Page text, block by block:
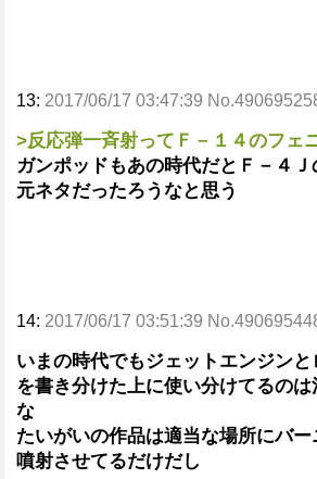
13: 2017/06/17 03:47:39
>反応弾一斉射ってＦ－１４のフェ
ガンポッドもあの時代だとＦ－４
元ネタだったろうなと思う
14: 2017/06/17 03:51:39
いまの時代でもジェットエンジン
を書き分けた上に使い分けてるの
な
たいがいの作品は適当な場所にバ
噴射させてるだけだし